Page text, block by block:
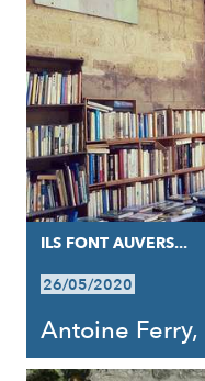
ILS FONT AUVERS...
26/05/2020
Antoine